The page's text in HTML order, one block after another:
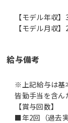
【モデル年収
【モデル月収
給与備考
※上記給与は基
皆勤手当を含ん
【賞与回数】
■年2回（過去